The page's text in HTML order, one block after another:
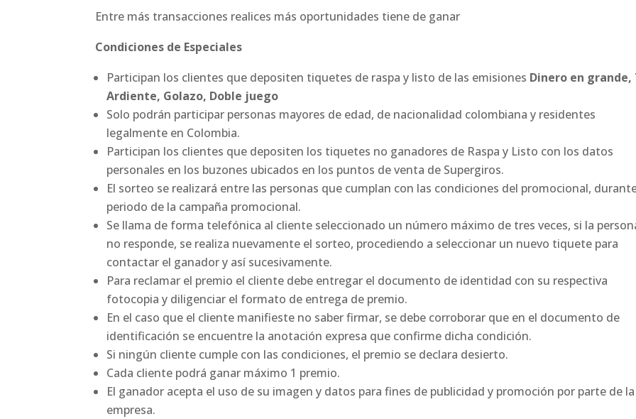
Entre más transacciones realices más oportunidades tiene de ganar
Condiciones de Especiales
Participan los clientes que depositen tiquetes de raspa y listo de las emisiones Dinero en grande,
Ardiente, Golazo, Doble juego
Solo podrán participar personas mayores de edad, de nacionalidad colombiana y residentes
legalmente en Colombia.
Participan los clientes que depositen los tiquetes no ganadores de Raspa y Listo con los datos
personales en los buzones ubicados en los puntos de venta de Supergiros.
El sorteo se realizará entre las personas que cumplan con las condiciones del promocional,
periodo de la campaña promocional.
Se llama de forma telefónica al cliente seleccionado un número máximo de tres veces, si la
no responde, se realiza nuevamente el sorteo, procediendo a seleccionar un nuevo tiquete para
contactar el ganador y así sucesivamente.
Para reclamar el premio el cliente debe entregar el documento de identidad con su respectiva
fotocopia y diligenciar el formato de entrega de premio.
En el caso que el cliente manifieste no saber firmar, se debe corroborar que en el documento de
identificación se encuentre la anotación expresa que confirme dicha condición.
Si ningún cliente cumple con las condiciones, el premio se declara desierto.
Cada cliente podrá ganar máximo 1 premio.
El ganador acepta el uso de su imagen y datos para fines de publicidad y promoción por parte de la
empresa.